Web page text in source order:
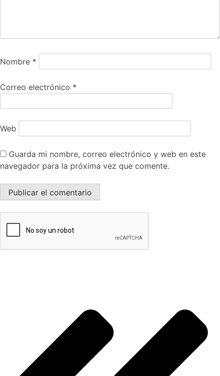
Nombre *
Correo electrónico *
Web
Guarda mi nombre, correo electrónico y web en este
navegador para la próxima vez que comente.